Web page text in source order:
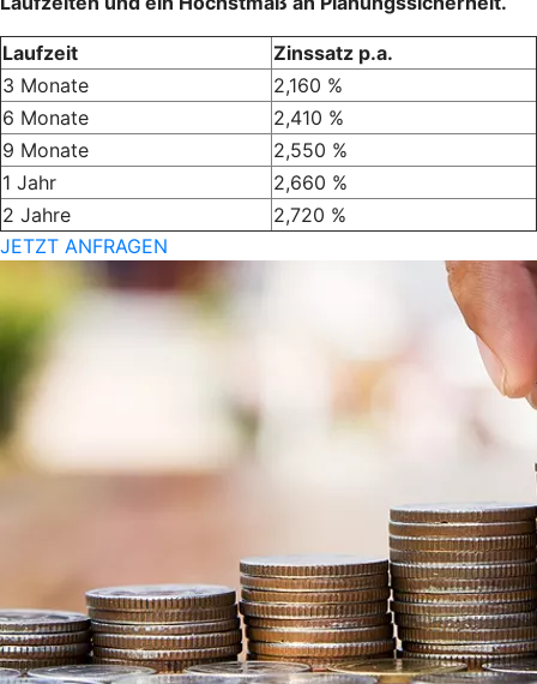
Laufzeit
Zinssatz p.a.
3 Monate
2,160 %
6 Monate
2,410 %
9 Monate
2,550 %
1 Jahr
2,660 %
2 Jahre
2,720 %
JETZT ANFRAGEN